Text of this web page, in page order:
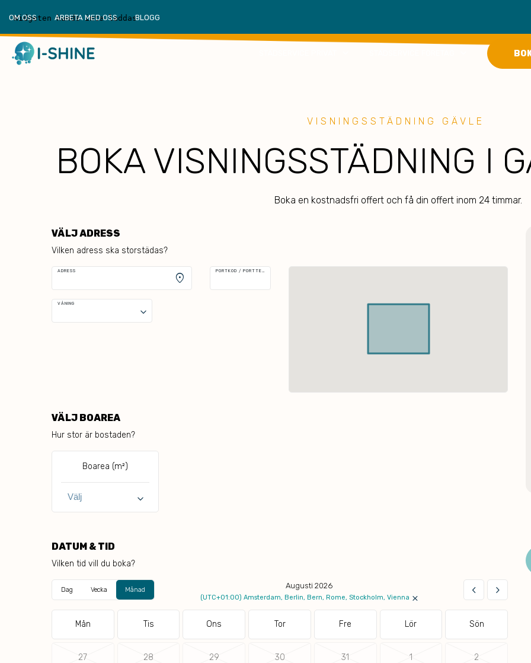
OM OSS ARBETA MED OSS BLOGG
VISNINGSSTÄDNING GÄVLE
BOKA VISNINGSSTÄDNING I
Boka en kostnadsfri offert och få din offert inom 24 timmar.
VÄLJ ADRESS
Vilken adress ska storstädas?
ADRESS
location_on
PORTKOD / PORTTELEFON
VÅNING
keyboard_arrow_down
VÄLJ BOAREA
Hur stor är bostaden?
Boarea (m²)
keyboard_arrow_down
DATUM & TID
Vilken tid vill du boka?
Dag Vecka Månad Augusti 2026
(UTC+01:00) Amsterdam, Berlin, Bern, Rome, Stockholm, Vienna ×
keyboard_arrow_left keyboard_arrow_right
Mån Tis Ons Tor Fre Lör Sön
27 28 29 30 31 1 2